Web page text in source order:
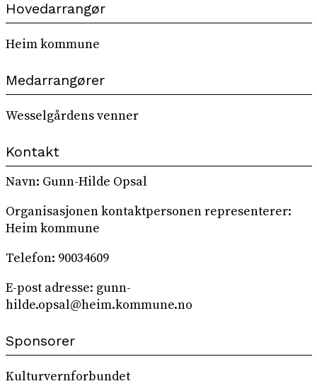
Hovedarrangør
Heim kommune
Medarrangører
Wesselgårdens venner
Kontakt
Navn: Gunn-Hilde Opsal
Organisasjonen kontaktpersonen representerer:
Heim kommune
Telefon: 90034609
E-post adresse: gunn-
hilde.opsal@heim.kommune.no
Sponsorer
Kulturvernforbundet